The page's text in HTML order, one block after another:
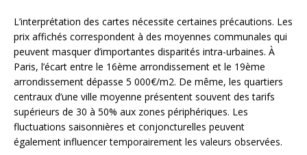
L’interprétation des cartes nécessite certaines précautions. Les
prix affichés correspondent à des moyennes communales qui
peuvent masquer d’importantes disparités intra-urbaines. À
Paris, l’écart entre le 16ème arrondissement et le 19ème
arrondissement dépasse 5 000€/m2. De même, les quartiers
centraux d’une ville moyenne présentent souvent des tarifs
supérieurs de 30 à 50% aux zones périphériques. Les
fluctuations saisonnières et conjoncturelles peuvent
également influencer temporairement les valeurs observées.